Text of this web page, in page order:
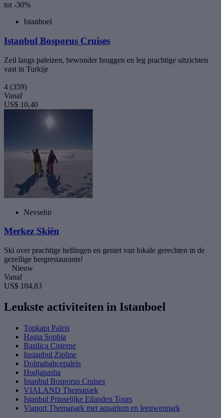
tot -30%
Istanboel
Istanbul Bosporus Cruises
Zeil langs paleizen, bewonder bruggen en leg prachtige uitzichten
vast in Turkije
4 (359)
Vanaf
US$ 10,40
Nevsehir
Merkez Skiën
Ski over prachtige hellingen en geniet van lokale gerechten in de
gezellige bergrestaurants!
Nieuw
Vanaf
US$ 104,83
Leukste activiteiten in Istanboel
Topkapı Paleis
Hagia Sophia
Basilica Cisterne
Instanbul Zipline
Dolmabahçepaleis
Hodjapasha
Istanbul Bosporus Cruises
VIALAND Themapark
Istanbul Prinselijke Eilanden Tours
Viaport Themapark met aquarium en leeuwenpark